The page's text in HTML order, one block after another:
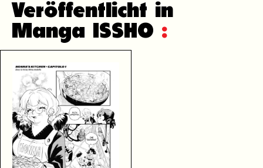
Veröffentlicht in
Manga ISSHO :